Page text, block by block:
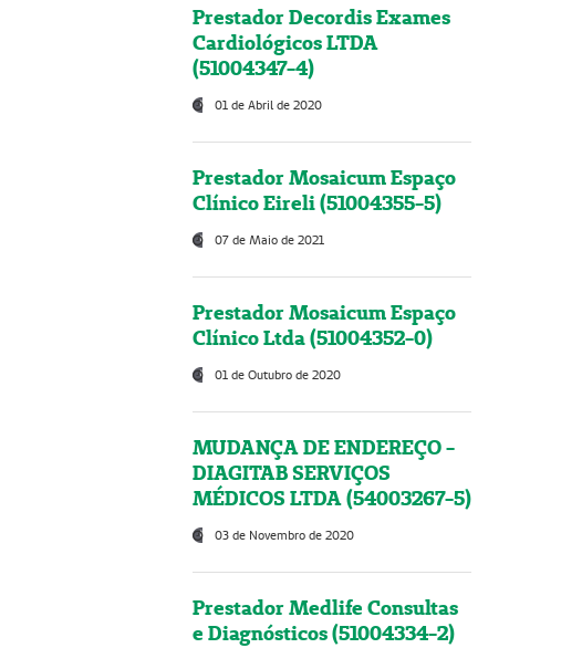
Prestador Decordis Exames
Cardiológicos LTDA
(51004347-4)
01 de Abril de 2020
Prestador Mosaicum Espaço
Clínico Eireli (51004355-5)
07 de Maio de 2021
Prestador Mosaicum Espaço
Clínico Ltda (51004352-0)
01 de Outubro de 2020
MUDANÇA DE ENDEREÇO -
DIAGITAB SERVIÇOS
MÉDICOS LTDA (54003267-5)
03 de Novembro de 2020
Prestador Medlife Consultas
e Diagnósticos (51004334-2)